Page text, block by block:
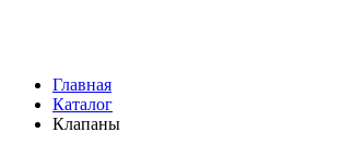
Главная
Каталог
Клапаны